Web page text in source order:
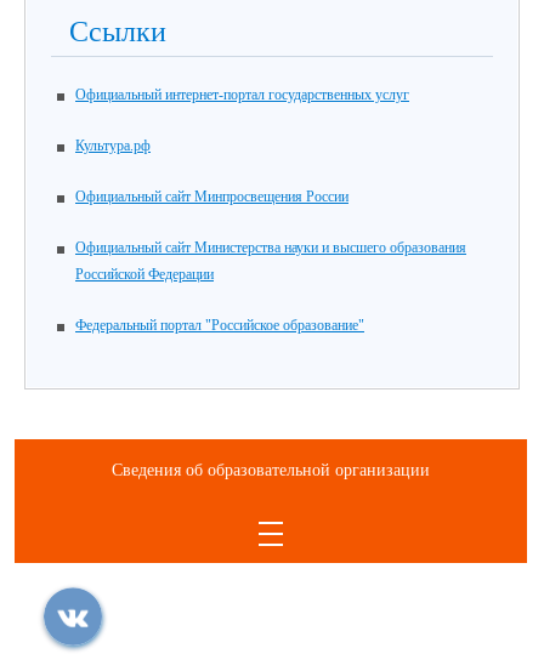
Ссылки
Официальный интернет-портал государственных услуг
Культура.рф
Официальный сайт Минпросвещения России
Официальный сайт Министерства науки и высшего образования
Российской Федерации
Федеральный портал "Российское образование"
Сведения об образовательной организации